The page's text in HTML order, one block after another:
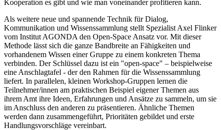
Kooperation es gibt und wie man voneinander profitieren kann.
Als weitere neue und spannende Technik für Dialog,
Kommunikation und Wissenssammlung stellt Spezialist Axel Flinker
vom Institut AGONDA den Open-Space Ansatz vor. Mit dieser
Methode lässt sich die ganze Bandbreite an Fähigkeiten und
vorhandenem Wissen einer Gruppe zu einem konkreten Thema
verbinden. Der Schlüssel dazu ist ein "open-space" – beispielweise
eine Anschlagtafel - der den Rahmen für die Wissenssammlung
liefert. In parallelen, kleinen Workshop-Gruppen lernen die
Teilnehmer/innen am praktischen Beispiel eigener Themen aus
ihrem Amt ihre Ideen, Erfahrungen und Ansätze zu sammeln, um sie
im Anschluss den anderen zu präsentieren. Ähnliche Themen
werden dann zusammengeführt, Prioritäten gebildet und erste
Handlungsvorschläge vereinbart.